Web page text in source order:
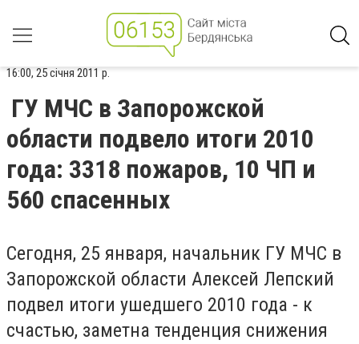
16:00, 25 січня 2011 р.
ГУ МЧС в Запорожской
области подвело итоги 2010
года: 3318 пожаров, 10 ЧП и
560 спасенных
Сегодня, 25 января, начальник ГУ МЧС в
Запорожской области Алексей Лепский
подвел итоги ушедшего 2010 года - к
счастью, заметна тенденция снижения